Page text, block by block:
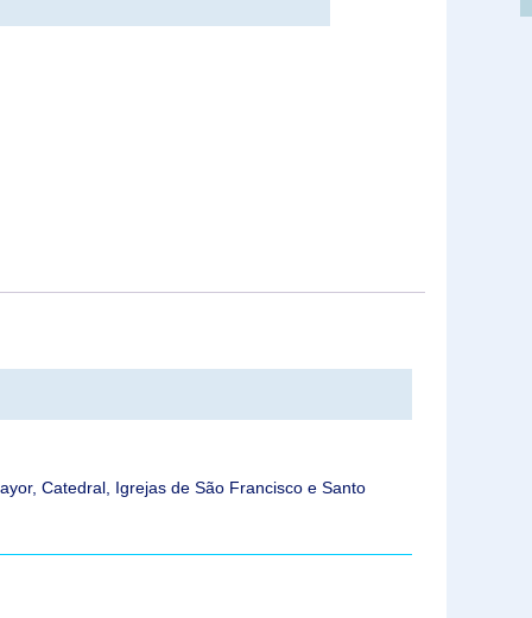
Catedral, Igrejas de São Francisco e Santo